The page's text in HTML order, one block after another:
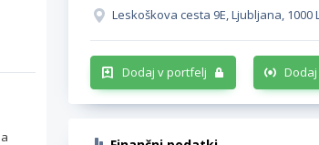
Leskoškova cesta 9E, Ljubljana, 1000
Dodaj v portfelj